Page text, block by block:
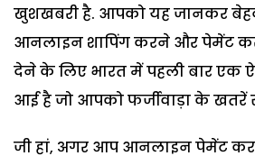
खुशखबरी है. आपको यह जानकर बेहद
आनलाइन शापिंग करने और पेमेंट
देने के लिए भारत में पहली बार एक
आई है जो आपको फर्जीवाड़ा के खतरें
जी हां, अगर आप आनलाइन पेमेंट